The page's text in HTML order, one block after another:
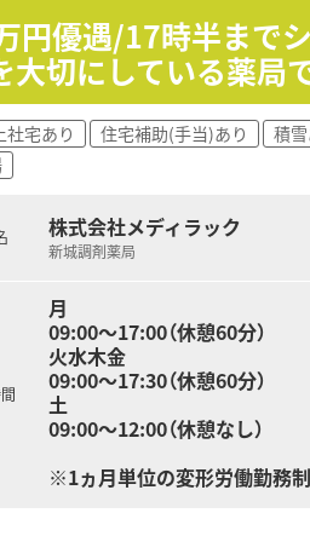
優遇/17時半まで
切にしている薬局で
社宅あり 住宅補助(手当)あり 積
株式会社メディラック
新城調剤薬局
月
09:00～17:00（休憩60分）
火水木金
09:00～17:30（休憩60分）
土
09:00～12:00（休憩なし）
※1ヵ月単位の変形労働勤務制